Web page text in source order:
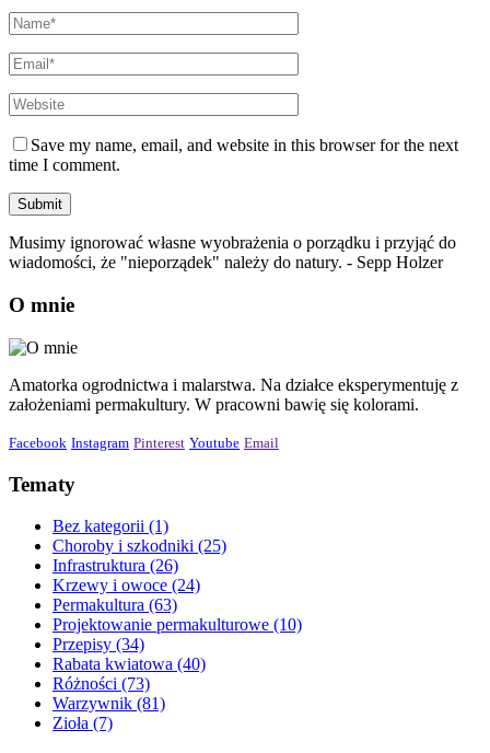
Save my name, email, and website in this browser for the next
time I comment.
Musimy ignorować własne wyobrażenia o porządku i przyjąć do
wiadomości, że "nieporządek" należy do natury. - Sepp Holzer
O mnie
Amatorka ogrodnictwa i malarstwa. Na działce eksperymentuję z
założeniami permakultury. W pracowni bawię się kolorami.
Facebook Instagram Pinterest Youtube Email
Tematy
Bez kategorii (1)
Choroby i szkodniki (25)
Infrastruktura (26)
Krzewy i owoce (24)
Permakultura (63)
Projektowanie permakulturowe (10)
Przepisy (34)
Rabata kwiatowa (40)
Różności (73)
Warzywnik (81)
Zioła (7)